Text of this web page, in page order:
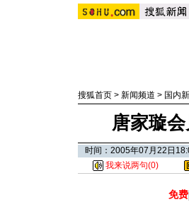
搜狐首页 > 新闻频道 > 国内
唐家璇
时间：2005年07月22日
我来说两句(0)
免费